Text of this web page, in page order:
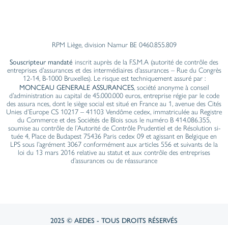
RPM Liège, division Namur BE 0460.855.809
Souscripteur mandatéinscrit auprès de la F.S.M.A (autorité de contrôle des
entreprises d’assurances et des intermédiaires d’assurances – Rue du Congrès
12-14, B-1000 Bruxelles). Le risque est techniquement assuré par :
MONCEAU GENERALE ASSURANCES, société anonyme à conseil
d’administration au capital de 45.000.000 euros, entreprise régie par le code
des assura nces, dont le siège social est situé en France au 1, avenue des Cités
Unies d’Europe CS 10217 – 41103 Vendôme cedex, immatriculée au Registre
du Com­merce et des Sociétés de Blois sous le numéro B 414.086.355,
soumise au contrôle de l’Autorité de Contrôle Prudentiel et de Résolution si­